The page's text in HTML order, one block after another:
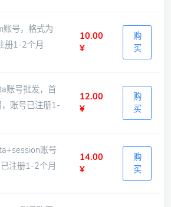
号，格式为
册1-2个月
10.00
¥
购
买
账号批发，首
账号已注册1-
12.00
¥
购
买
账号
注册1-2个月
14.00
¥
购
买